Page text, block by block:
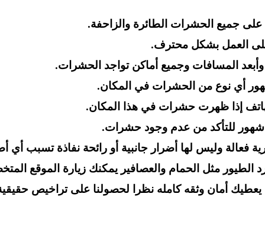
جميع الحشرات الطائرة والزاحفة.
على العمل بشكل محترف.
المسافات وجميع أماكن تواجد الحشرات.
أي نوع من الحشرات في المكان.
إذا ظهرت حشرات في هذا المكان.
وليس لها أضرار جانبية أو رائحة نفاذة تسبب أي
مثل الحمام والعصافير يمكنك زيارة الموقع
يعطيك أمان وثقه كامله نظرا لحصولنا على تراخيص